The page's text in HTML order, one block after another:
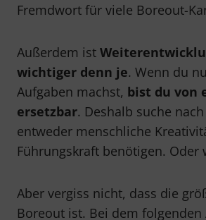
Fremdwort für viele Boreout-
Außerdem ist
wichtiger denn je. Wenn du
Aufgaben machst, bist du von
ersetzbar. Deshalb suche
entweder menschliche
Führungskraft benötigen. Oder
Aber vergiss nicht, dass die
Boreout ist. Bei dem